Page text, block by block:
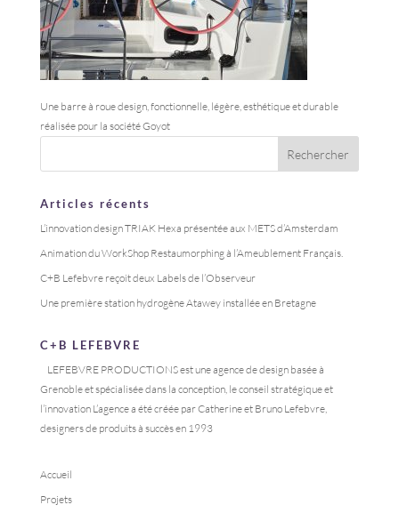
Une barre à roue design, fonctionnelle, légère, esthétique et durable
réalisée pour la société Goyot
Articles récents
L’innovation design TRIAK Hexa présentée aux METS d’Amsterdam
Animation du WorkShop Restaumorphing à l’Ameublement Français.
C+B Lefebvre reçoit deux Labels de l’Observeur
Une première station hydrogène Atawey installée en Bretagne
C+B LEFEBVRE
LEFEBVRE PRODUCTIONS est une agence de design basée à
Grenoble et spécialisée dans la conception, le conseil stratégique et
l’innovation L’agence a été créée par Catherine et Bruno Lefebvre,
designers de produits à succès en 1993
Accueil
Projets